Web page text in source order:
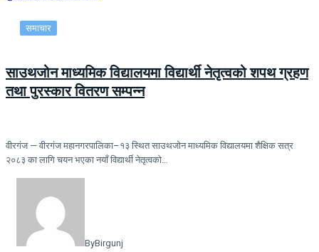
समाचार
साउथजोन माध्यमिक विद्यालयमा विद्यार्थी नेतृत्वको शपथ ग्रहण
तथा पुरस्कार वितरण सम्पन्न
वीरगंज — वीरगंज महानगरपालिका–१३ स्थित साउथजोन माध्यमिक विद्यालयमा शैक्षिक सत्र
२०८३ का लागि चयन भएका नयाँ विद्यार्थी नेतृत्वको…
ByBirgunj